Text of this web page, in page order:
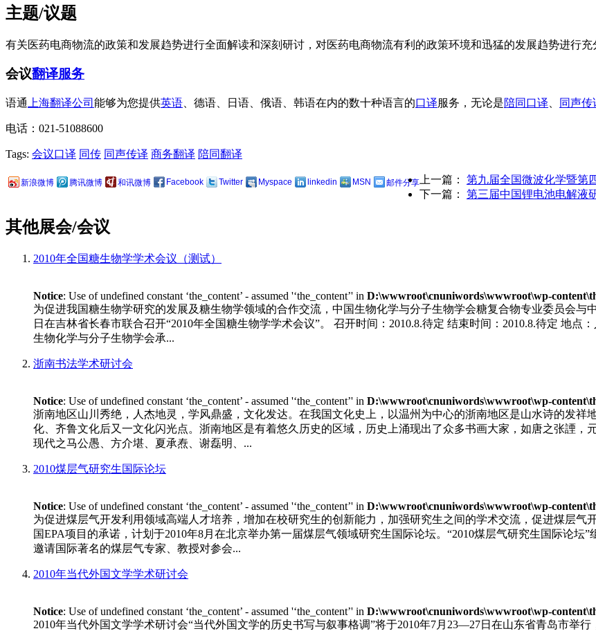
主题/议题
有关医药电商物流的政策和发展趋势进行全面解读和深刻研讨，对医药电商物流有利的政策环境和迅猛的发展趋势进行充
会议翻译服务
语通 上海翻译公司 能够为您提供英语 、德语、日语、俄语、韩语在内的数十种语言的口译服务，无论是陪同口译 同声传
电话：021-51088600
Tags: 会议口译 同传 同声传译 商务翻译 陪同翻译
新浪微博 腾讯微博 和讯微博 Facebook Twitter Myspace linkedin MSN 邮件分享 上一篇： 第九届全国微波化学暨第
下一篇： 第三届中国锂电池电解液
其他展会/会议
2010年全国糖生物学学术会议（测试）
Notice: Use of undefined constant ‘the_content’ - assumed '‘the_content’' in D:\wwwroot\cnuniwords\wwwroot\wp-
为促进我国糖生物学研究的发展及糖生物学领域的合作交流，中国生物化学与分子生物学会糖复合物专业委员会与
日在吉林省长春市联合召开“2010年全国糖生物学学术会议”。 召开时间：2010.8.待定 结束时间：2010.8.待定 地
生物化学与分子生物学会承...
浙南书法学术研讨会
Notice: Use of undefined constant ‘the_content’ - assumed '‘the_content’' in D:\wwwroot\cnuniwords\wwwroot\wp-
浙南地区山川秀绝，人杰地灵，学风鼎盛，文化发达。在我国文化史上，以温州为中心的浙南地区是山水诗的发
化、齐鲁文化后又一文化闪光点。浙南地区是有着悠久历史的区域，历史上涌现出了众多书画大家，如唐之张諲
现代之马公愚、方介堪、夏承焘、谢磊明、...
2010煤层气研究生国际论坛
Notice: Use of undefined constant ‘the_content’ - assumed '‘the_content’' in D:\wwwroot\cnuniwords\wwwroot\wp-
为促进煤层气开发利用领域高端人才培养，增加在校研究生的创新能力，加强研究生之间的学术交流，促进煤层
国EPA项目的承诺，计划于2010年8月在北京举办第一届煤层气领域研究生国际论坛。“2010煤层气研究生国际论
邀请国际著名的煤层气专家、教授对参会...
2010年当代外国文学学术研讨会
Notice: Use of undefined constant ‘the_content’ - assumed '‘the_content’' in D:\wwwroot\cnuniwords\wwwroot\wp-
2010年当代外国文学学术研讨会“当代外国文学的历史书写与叙事格调”将于2010年7月23—27日在山东省青岛市举